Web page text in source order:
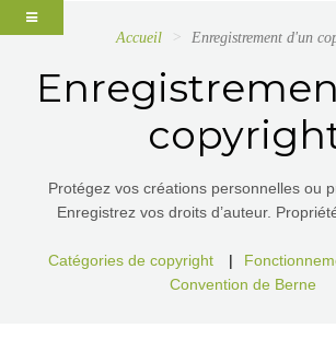
Accueil Enregistrement d'un
Protégez vos créations personnelles ou
Enregistrez vos droits d’auteur.
Catégories de copyright |
Convention de Berne